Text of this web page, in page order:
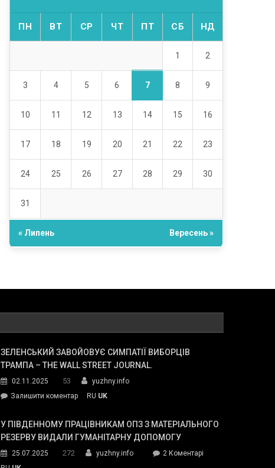
ПН ВТ СР ЧТ ПТ СБ НД
1 2
3 4 5 6 7 8 9
10 11 12 13 14 15 16
17 18 19 20 21 22 23
24 25 26 27 28 29 30
31
« Липень Вересень »
ЗЕЛЕНСЬКИЙ ЗАВОЙОВУЄ СИМПАТІЇ ВИБОРЦІВ
ТРАМПА – THE WALL STREET JOURNAL.
02.11.2025 53
yuzhny.info
Залишити коментарon
завойовує
симпатії
Трампа
RU UK
У ПІВДЕННОМУ ПРАЦІВНИКАМ ОПЗ З МАТЕРІАЛЬНОГО
РЕЗЕРВУ ВИДАЛИ ГУМАНІТАРНУ ДОПОМОГУ
25.07.2025 272 yuzhny.info 2 Коментарідо